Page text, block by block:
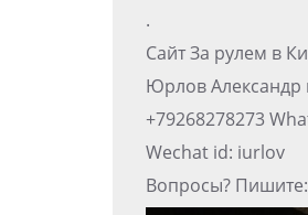
.
Сайт За рулем в
Юрлов Александр
+79268278273
Wechat id: iurlov
Вопросы? Пишите: